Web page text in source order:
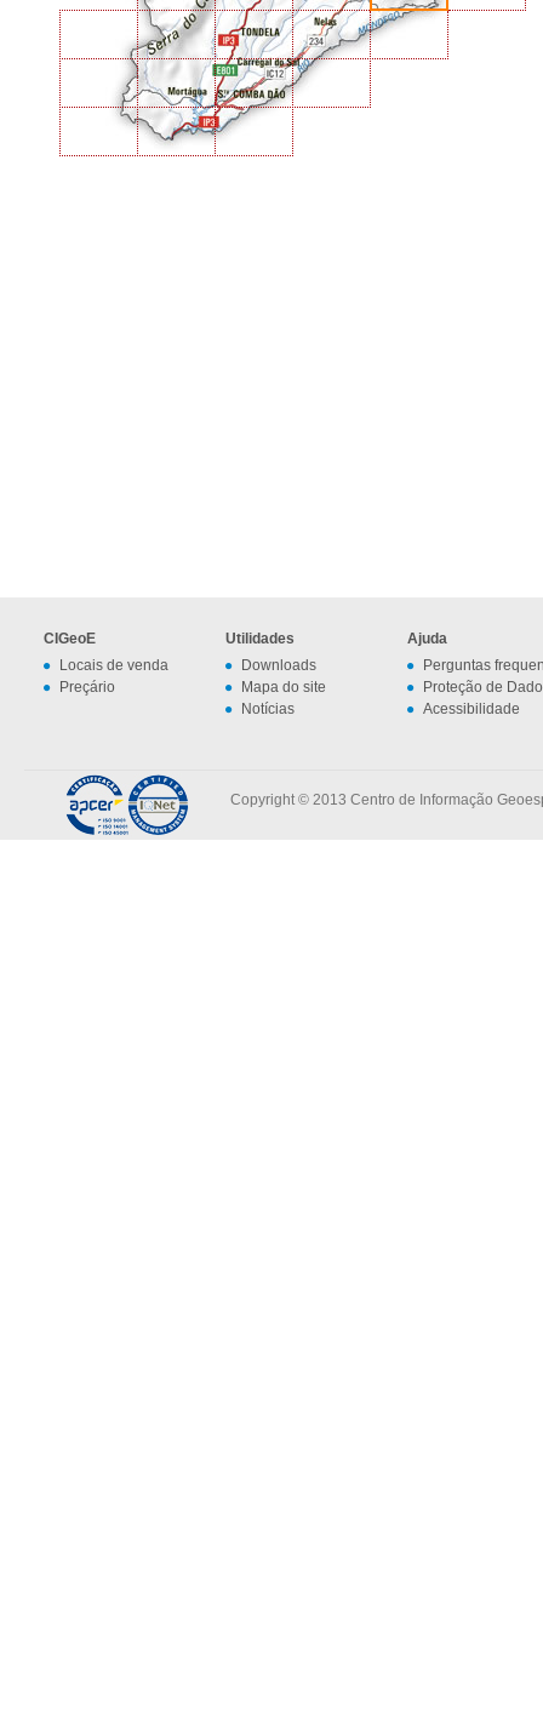
CIGeoE
Locais de venda
Preçário
Utilidades
Downloads
Mapa do site
Notícias
Ajuda
Perguntas
Proteção de
Acessibilidade
Copyright © 2013 Centro de Informação